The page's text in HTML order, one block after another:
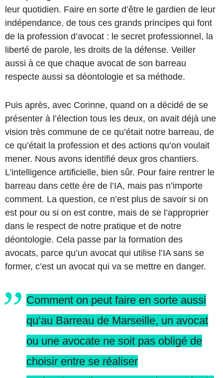
leur quotidien. Faire en sorte d’être le gardien de leur
indépendance, de tous ces grands principes qui font
de la profession d’avocat : le secret professionnel, la
liberté de parole, les droits de la défense. Veiller
aussi à ce que chaque avocat de son barreau
respecte aussi sa déontologie et sa méthode.
Puis après, avec Corinne, quand on a décidé de se
présenter à l’élection tous les deux, on avait déjà une
vision très commune de ce qu’était notre barreau, de
ce qu’était la profession et des actions qu’on voulait
mener. Nous avons identifié deux gros chantiers.
L’intelligence artificielle, bien sûr. Pour faire rentrer le
barreau dans cette ère de l’IA, mais pas n’importe
comment. La question, ce n’est plus de savoir si on
est pour ou si on est contre, mais de se l’approprier
dans le respect de notre pratique et de notre
déontologie. Cela passe par la formation des
avocats, parce qu’un avocat qui utilise l’IA sans se
former, c’est un avocat qui va se mettre en danger.
Comment on peut faire en sorte aussi
qu’au Barreau de Marseille, un avocat
ou une avocate ne soit pas obligé de
choisir entre se réaliser